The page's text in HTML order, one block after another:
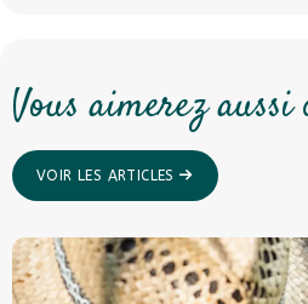
Vous aimerez aussi
VOIR LES ARTICLES